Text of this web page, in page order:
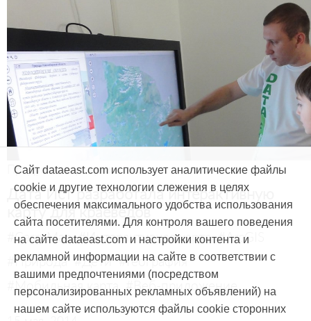
Продукты и услуги
Дата Ист разработала интерактивную
карту для краеведов
#CarryMap #Интерактивная карта #ArcGIS
#Природа #Дети #География
#Мобильная карта #Веб-приложение
Сайт dataeast.com использует аналитические файлы
cookie и другие технологии слежения в целях
обеспечения максимального удобства использования
сайта посетителями. Для контроля вашего поведения
на сайте dataeast.com и настройки контента и
рекламной информации на сайте в соответствии с
вашими предпочтениями (посредством
персонализированных рекламных объявлений) на
нашем сайте используются файлы cookie сторонних